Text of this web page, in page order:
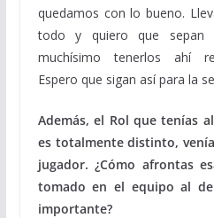
quedamos con lo bueno.
todo y quiero que sepan
muchísimo tenerlos ahí
Espero que sigan así para la
Además, el Rol que tenías
es totalmente distinto,
jugador. ¿Cómo afrontas
tomado en el equipo al
importante?